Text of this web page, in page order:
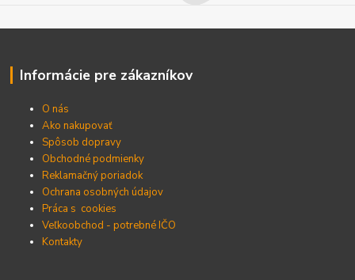
Informácie pre zákazníkov
O nás
Ako nakupovať
Spôsob dopravy
Obchodné podmienky
Reklamačný poriadok
Ochrana osobných údajov
Práca s cookies
Veľkoobchod - potrebné IČO
Kontakty